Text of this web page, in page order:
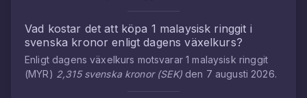
Vad kostar det att köpa 1 malaysisk ringgit i
svenska kronor enligt dagens växelkurs?
Enligt dagens växelkurs motsvarar1malaysisk ringgit
(MYR) 2,315 svenska kronor(SEK)den 7 augusti 2026.